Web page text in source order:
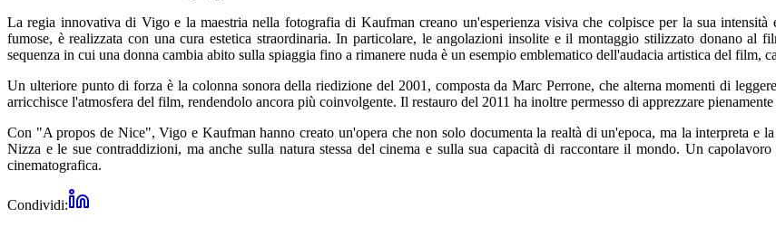
La regia innovativa di Vigo e la maestria nella fotografia di Kaufman creano un'esperienza visiva che colpisce per la sua
fumose, è realizzata con una cura estetica straordinaria. In particolare, le angolazioni insolite e il montaggio stilizzato donano al
sequenza in cui una donna cambia abito sulla spiaggia fino a rimanere nuda è un esempio emblematico dell'audacia artistica del film,
Un ulteriore punto di forza è la colonna sonora della riedizione del 2001, composta da Marc Perrone, che alterna momenti di
arricchisce l'atmosfera del film, rendendolo ancora più coinvolgente. Il restauro del 2011 ha inoltre permesso di apprezzare
Con "A propos de Nice", Vigo e Kaufman hanno creato un'opera che non solo documenta la realtà di un'epoca, ma la interpreta e
Nizza e le sue contraddizioni, ma anche sulla natura stessa del cinema e sulla sua capacità di raccontare il mondo. Un
cinematografica.
Condividi: